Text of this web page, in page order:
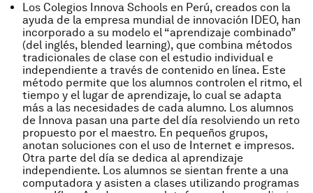
Los Colegios Innova Schools en Perú, creados con la
ayuda de la empresa mundial de innovación IDEO, han
incorporado a su modelo el “aprendizaje combinado”
(del inglés, blended learning), que combina métodos
tradicionales de clase con el estudio individual e
independiente a través de contenido en línea. Este
método permite que los alumnos controlen el ritmo, el
tiempo y el lugar de aprendizaje, lo cual se adapta
más a las necesidades de cada alumno. Los alumnos
de Innova pasan una parte del día resolviendo un reto
propuesto por el maestro. En pequeños grupos,
anotan soluciones con el uso de Internet e impresos.
Otra parte del día se dedica al aprendizaje
independiente. Los alumnos se sientan frente a una
computadora y asisten a clases utilizando programas